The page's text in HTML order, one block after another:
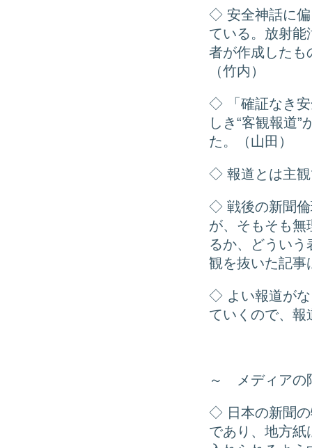
◇ 安全神話に偏
ている。放射能
者が作成したも
（竹内）
◇ 「確証なき安
しき“客観報道
た。（山田）
◇ 報道とは主観
◇ 戦後の新聞倫
が、そもそも無
るか、どうい
観を抜いた記事
◇ よい報道がな
ていくので、報
～ メディアの
◇ 日本の新聞の
であり、地方紙